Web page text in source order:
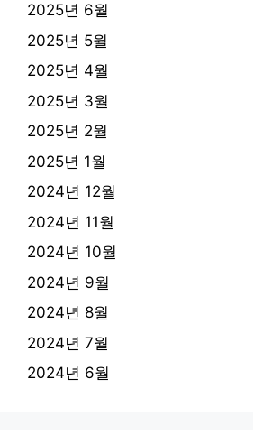
2025년 6월
2025년 5월
2025년 4월
2025년 3월
2025년 2월
2025년 1월
2024년 12월
2024년 11월
2024년 10월
2024년 9월
2024년 8월
2024년 7월
2024년 6월